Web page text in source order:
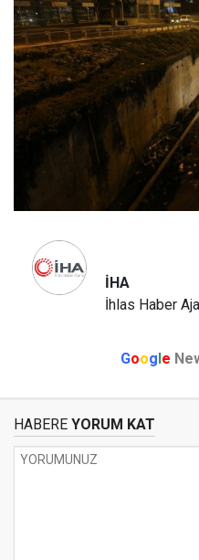
İHA
İhlas Haber
Goog e
HABERE YORUM KAT